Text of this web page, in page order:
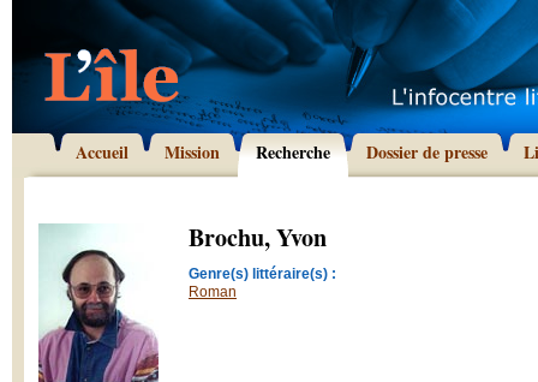
Accueil Mission Recherche Dossier de presse
Brochu, Yvon
Genre(s) littéraire(s) :
Roman